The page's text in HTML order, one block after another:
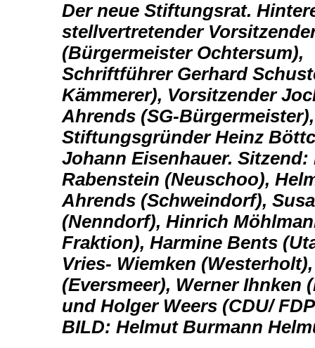
Der neue Stiftungsrat.
stellvertretender
(Bürgermeister Ochtersum),
Schriftführer Gerhard
Kämmerer), Vorsitzender
Ahrends (SG-
Stiftungsgründer Heinz
Johann Eisenhauer. Sitzend:
Rabenstein (Neuschoo),
Ahrends (Schweindorf),
(Nenndorf), Hinrich
Fraktion), Harmine Bents
Vries- Wiemken
(Eversmeer), Werner Ihnken
und Holger Weers (CDU/
BILD: Helmut Burmann